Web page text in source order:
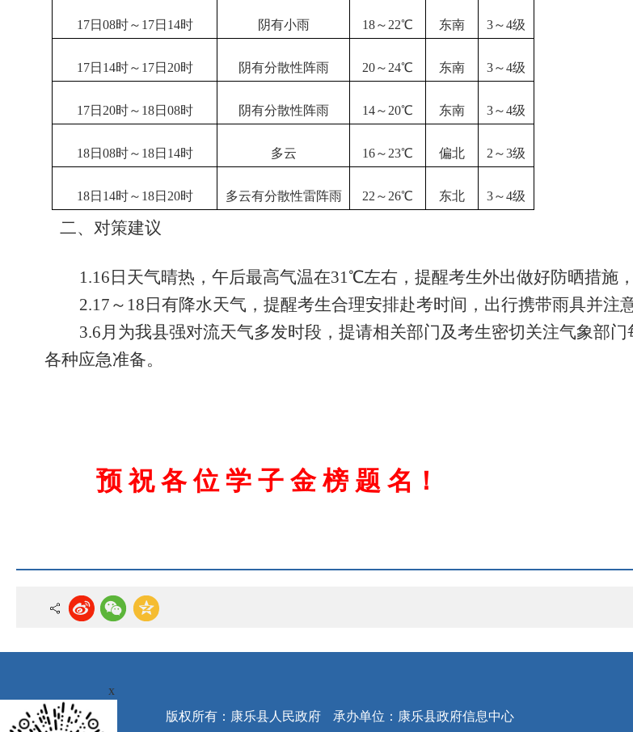
17日08时～1 7日 14时 阴有小雨 18～ 22℃ 东南 3～4级
17日14时～1 7日20时 阴有分散性阵雨 20～24℃ 东南 3～4级
17日20时～18日 08时 阴有分散性阵雨 14～20℃ 东南 3～4级
18日08时～18日 14时 多云 16～ 23℃ 偏北 2～3级
18日14时～18日 20时 多云有分散性雷阵雨 22 ～ 26℃ 东北 3～4级
二、 对策建议
1.16日天气晴热，午后最高气温在31℃左右，提醒考生外出做好防晒措施
2.17～ 18日 有降水天气 ，提醒考生合理安排赴考时间，出行携带雨具并注
3.6月为我县强对流天气多发时段，提请相关部门及考生密切关注气象部
各种应急准备。
预 祝 各 位 学 子 金 榜 题 名！
版权所有：康乐县人民政府 承办单位：康乐县政府信息中心
x